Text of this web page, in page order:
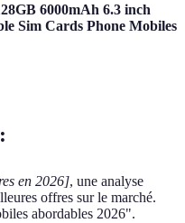
6000mAh 6.3 inch
Sim Cards Phone Mobiles
en 2026], une analyse
offres sur le marché.
abordables 2026".